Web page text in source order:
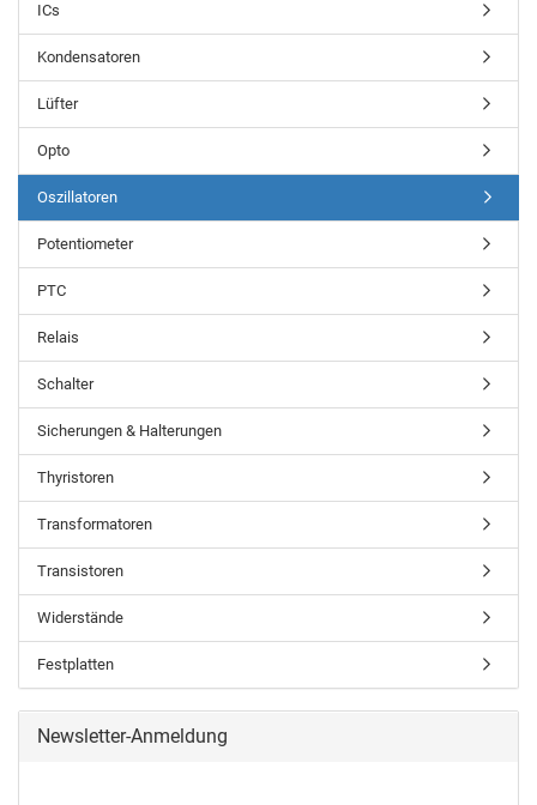
ICs
Kondensatoren
Lüfter
Opto
Oszillatoren
Potentiometer
PTC
Relais
Schalter
Sicherungen & Halterungen
Thyristoren
Transformatoren
Transistoren
Widerstände
Festplatten
Newsletter-Anmeldung